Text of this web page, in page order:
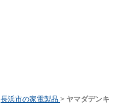
長浜市の家電製品 > ヤマダデンキ